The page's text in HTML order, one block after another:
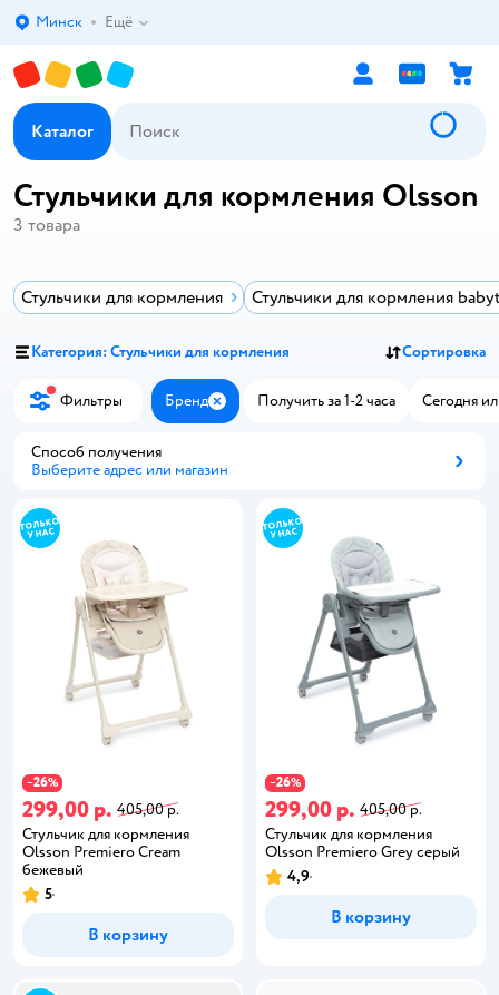
Выбор адреса доставки.
Минск Ещё
Каталог
Стульчики для кормления Olsson
3 товара
Стульчики для кормления Стульчики для кормления
Категория: Стульчики для кормления Сортировка
Фильтры Бренд ЗакрытьПолучить за 1-2 часа Сегодня
Способ получения
Выберите адрес или магазин
−26%
299,00 р. 405,00 р.
Стульчик для кормления
Olsson Premiero Cream
бежевый
5
В корзину
−26%
299,00 р. 405,00 р.
Стульчик для кормления
Olsson Premiero Grey серый
4,9
В корзину